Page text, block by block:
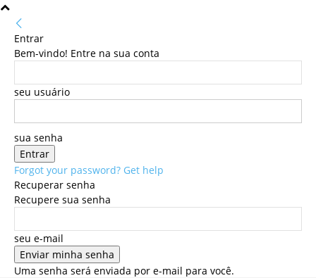
Entrar
Bem-vindo! Entre na sua conta
seu usuário
sua senha
Forgot your password? Get help
Recuperar senha
Recupere sua senha
seu e-mail
Uma senha será enviada por e-mail para você.